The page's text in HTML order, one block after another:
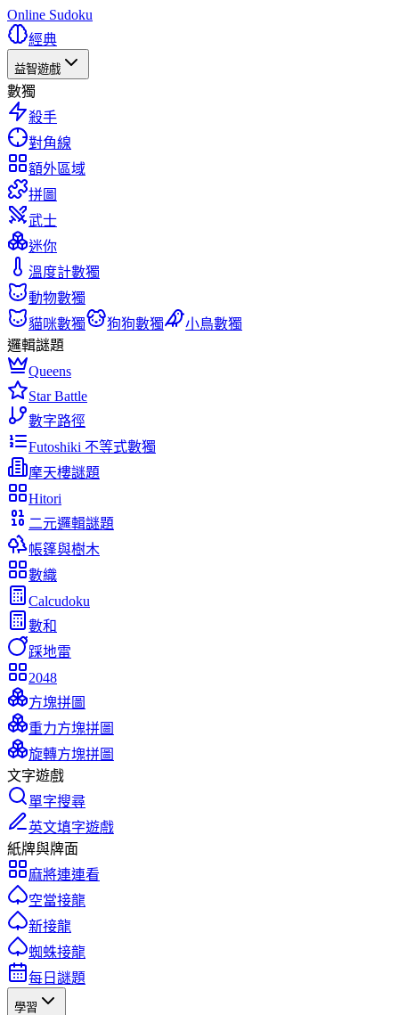
Online Sudoku
經典
益智遊戲
數獨
殺手
對角線
額外區域
拼圖
武士
迷你
溫度計數獨
動物數獨
貓咪數獨
狗狗數獨
小鳥數獨
邏輯謎題
Queens
Star Battle
數字路徑
Futoshiki 不等式數獨
摩天樓謎題
Hitori
二元邏輯謎題
帳篷與樹木
數織
Calcudoku
數和
踩地雷
2048
方塊拼圖
重力方塊拼圖
旋轉方塊拼圖
文字遊戲
單字搜尋
英文填字遊戲
紙牌與牌面
麻將連連看
空當接龍
新接龍
蜘蛛接龍
每日謎題
學習